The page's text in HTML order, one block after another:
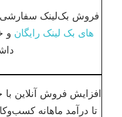
فروش بک‌لینک‌ سفارشی
های بک لینک رایگان و
افزایش فروش آنلاین
تا درآمد ماهانه